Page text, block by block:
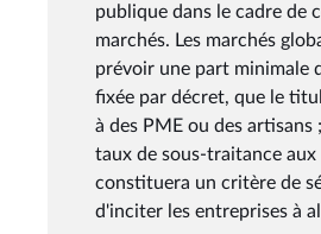
publique dans le cadre de
marchés. Les marchés
prévoir une part minimale
fixée par décret, que le
à des PME ou des artisans
taux de sous-traitance aux
constituera un critère de
d'inciter les entreprises à